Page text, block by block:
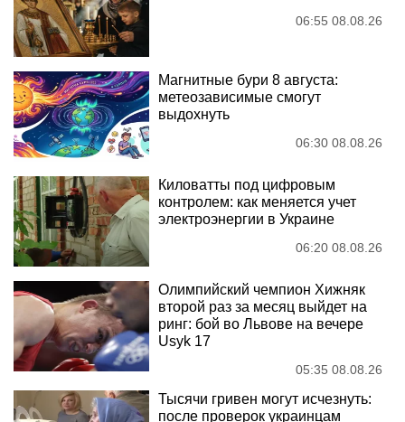
06:55 08.08.26
Магнитные бури 8 августа:
метеозависимые смогут
выдохнуть
06:30 08.08.26
Киловатты под цифровым
контролем: как меняется учет
электроэнергии в Украине
06:20 08.08.26
Олимпийский чемпион Хижняк
второй раз за месяц выйдет на
ринг: бой во Львове на вечере
Usyk 17
05:35 08.08.26
Тысячи гривен могут исчезнуть:
после проверок украинцам